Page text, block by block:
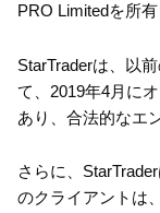
PRO Limitedを所有
StarTraderは、以
て、2019年4月に
あり、合法的なエ
さらに、
のクライアントは